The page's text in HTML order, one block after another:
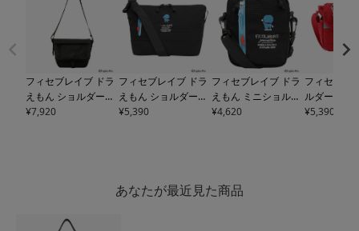
フィセブレイブ ドラ
えもん ショルダーバ
ッグ メンズ レディー
¥7,920
フィセブレイブ ドラ
えもん ショルダーバ
ッグ メンズ レディー
¥5,390
フィセブレイブ ドラ
えもん ミニショルダ
ーバッグ メンズ レデ
¥4,620
フィセブレ
ルダーバッ
レディース
¥5,390
あなたが最近見た商品